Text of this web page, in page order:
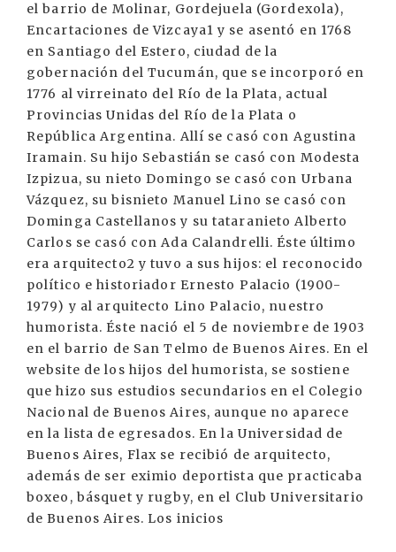
el barrio de Molinar, Gordejuela (Gordexola),
Encartaciones de Vizcaya1 y se asentó en 1768
en Santiago del Estero, ciudad de la
gobernación del Tucumán, que se incorporó en
1776 al virreinato del Río de la Plata, actual
Provincias Unidas del Río de la Plata o
República Argentina. Allí se casó con Agustina
Iramain. Su hijo Sebastián se casó con Modesta
Izpizua, su nieto Domingo se casó con Urbana
Vázquez, su bisnieto Manuel Lino se casó con
Dominga Castellanos y su tataranieto Alberto
Carlos se casó con Ada Calandrelli. Éste último
era arquitecto2 y tuvo a sus hijos: el reconocido
político e historiador Ernesto Palacio (1900-
1979) y al arquitecto Lino Palacio, nuestro
humorista. Éste nació el 5 de noviembre de 1903
en el barrio de San Telmo de Buenos Aires. En el
website de los hijos del humorista, se sostiene
que hizo sus estudios secundarios en el Colegio
Nacional de Buenos Aires, aunque no aparece
en la lista de egresados. En la Universidad de
Buenos Aires, Flax se recibió de arquitecto,
además de ser eximio deportista que practicaba
boxeo, básquet y rugby, en el Club Universitario
de Buenos Aires. Los inicios